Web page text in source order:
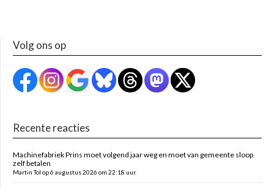
Volg ons op
Recente reacties
Machinefabriek Prins moet volgend jaar weg en moet van gemeente sloop
zelf betalen
Martin Tol op 6 augustus 2026 om 22:18 uur.